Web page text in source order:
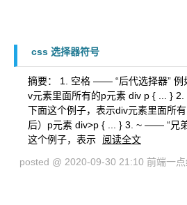
css 选择器符号
摘要： 1. 空格 —— “后代选择器” 例
v元素里面所有的p元素 div p { ... }
下面这个例子，表示div元素里面所
后）p元素 div>p { ... } 3. ~ —— “兄
这个例子，表示
阅读全文
posted @ 2020-09-30 21:10 前端一点